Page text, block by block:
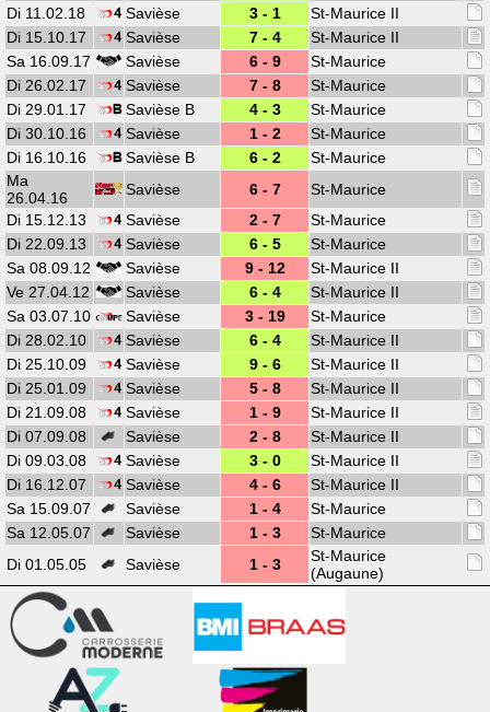
Di 11.02.18
Savièse 3 - 1
St-Maurice II
Di 15.10.17
Savièse 7 - 4
St-Maurice II
Sa 16.09.17
Savièse 6 - 9
St-Maurice
Di 26.02.17
Savièse 7 - 8
St-Maurice
Di 29.01.17
Savièse B 4 - 3
St-Maurice
Di 30.10.16
Savièse 1 - 2
St-Maurice
Di 16.10.16
Savièse B 6 - 2
St-Maurice
Ma
26.04.16
Savièse 6 - 7
St-Maurice
Di 15.12.13
Savièse 2 - 7
St-Maurice
Di 22.09.13
Savièse 6 - 5
St-Maurice
Sa 08.09.12
Savièse 9 - 12
St-Maurice II
Ve 27.04.12
Savièse 6 - 4
St-Maurice II
Sa 03.07.10
Savièse 3 - 19
St-Maurice
Di 28.02.10
Savièse 6 - 4
St-Maurice II
Di 25.10.09
Savièse 9 - 6
St-Maurice II
Di 25.01.09
Savièse 5 - 8
St-Maurice II
Di 21.09.08
Savièse 1 - 9
St-Maurice II
Di 07.09.08
Savièse 2 - 8
St-Maurice II
Di 09.03.08
Savièse 3 - 0
St-Maurice II
Di 16.12.07
Savièse 4 - 6
St-Maurice II
Sa 15.09.07
Savièse 1 - 4
St-Maurice
Sa 12.05.07
Savièse 1 - 3
St-Maurice
Di 01.05.05
Savièse 1 - 3
St-Maurice
(Augaune)